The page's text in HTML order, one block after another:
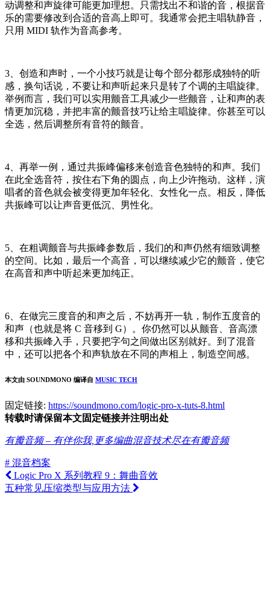
动调整和声旋律可能更加理想。只需找出不和谐的音，根据音
乐的需要修改到合适的音高上即可。我通常会把主唱轨静音，
只用 MIDI 轨作为音高参考。
3、创造和声时，一个小技巧就是让每个部分都形成独特的听
感，换句话说，不要让和声听起来只是转了个调的主唱旋律。
举例而言，我们可以实用颤音工具减少一些颤音，让和声的表
情更加沉稳，并把丰富的颤音技巧让给主唱旋律。你甚至可以
全选，然后调整所有音符的颤音。
4、再举一例，通过共振峰偏移来创造音色独特的和声。我们
在此全选音符，按住右下角的圆点，向上少许拖动。这样，演
唱者的音色就会被变得更加年轻化、女性化一点。相反，降低
共振峰可以让声音更低沉、男性化。
5、在粗调颤音与共振峰参数后，我们的和声仍然有细致调整
的空间。比如，最后一个高音，可以继续减少它的颤音，使它
在高音和声中听起来更加纯正。
6、在做完三度音的和声之后，不妨再开一轨，制作五度音的
和声（也就是将 C 音移到 G）。你仍然可以从颤音、音高漂
移和共振峰入手，只要把字句之间做出区别就好。到了混音
中，还可以把各个和声轨放在不同的声相上，制造空间感。
本文由 SOUNDMONO 编译自 MUSIC TECH
固定链接: https://soundmono.com/logic-pro-x-tuts-8.html
转载时请保留本文固定链接并注明出处
有瓣音频 – 有伴你我,更多编曲混音技术尽在有瓣音频
# 混音档案
Logic Pro X 系列教程 9：舞曲音效
五种常见压缩类型与应用方法